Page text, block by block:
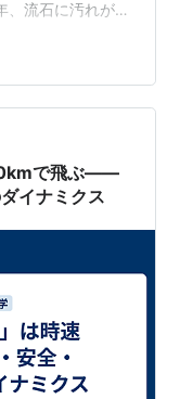
、流石に汚れがひ
上がってきてし
とか少しでもき
！ タイトルにも
」のみ。 今回は
なったか検証し
で飛ぶ――
イナミクス